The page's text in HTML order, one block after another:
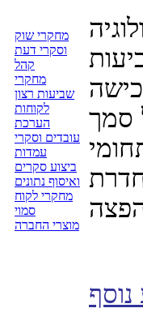
מחקרי שוק
וסקרי דעת
קהל
מחקרי
שביעות רצון
לקוחות
הערכת
עובדים וסקרי
עמדות
ביצוע סקרים
ואיסוף נתונים
מחקרי לקוח
סמוי
מוצרי החברה
סמך